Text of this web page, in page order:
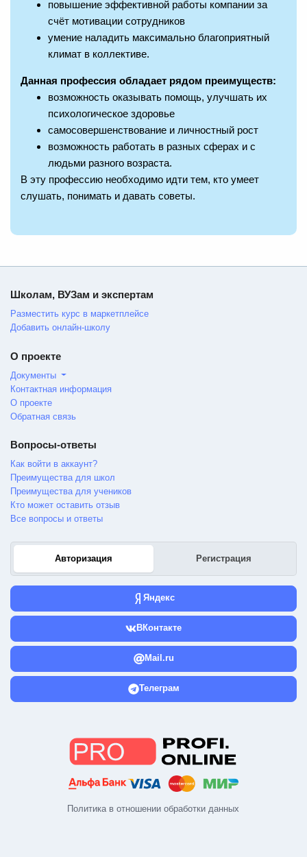
повышение эффективной работы компании за
счёт мотивации сотрудников
умение наладить максимально благоприятный
климат в коллективе.
Данная профессия обладает рядом преимуществ:
возможность оказывать помощь, улучшать их
психологическое здоровье
самосовершенствование и личностный рост
возможность работать в разных сферах и с
людьми разного возраста.
В эту профессию необходимо идти тем, кто умеет
слушать, понимать и давать советы.
Политика в отношении обработки данных
Школам, ВУЗам и экспертам
Разместить курс в маркетплейсе
Добавить онлайн-школу
О проекте
Документы
Контактная информация
О проекте
Обратная связь
Вопросы-ответы
Как войти в аккаунт?
Преимущества для школ
Преимущества для учеников
Кто может оставить отзыв
Все вопросы и ответы
Авторизация Регистрация
Яндекс
ВКонтакте
Mail.ru
Телеграм